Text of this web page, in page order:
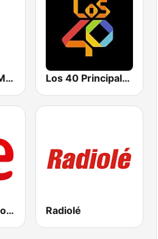
Cadena COPE Madrid Los 40 Principales
RNE Radio Nacional Radiolé